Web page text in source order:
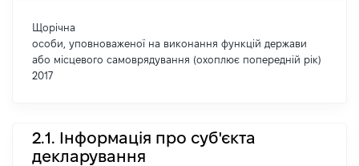
Щорічна
особи, уповноваженої на виконання функцій держави
або місцевого самоврядування (охоплює попередній рік)
2017
2.1. Інформація про суб'єкта
декларування